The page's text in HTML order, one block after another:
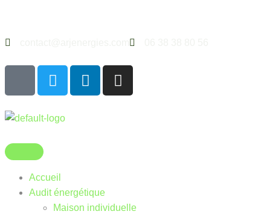
Accueil
Audit énergétique
Maison individuelle